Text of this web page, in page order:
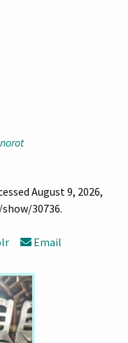
August 9, 2026,
30736.
Email